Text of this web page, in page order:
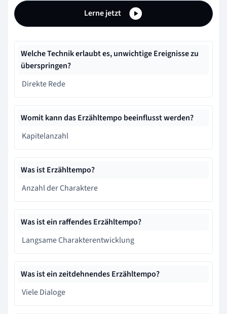
Lerne jetzt
Welche Technik erlaubt es, unwichtige Ereignisse zu
überspringen?
Direkte Rede
Womit kann das Erzähltempo beeinflusst werden?
Kapitelanzahl
Was ist Erzähltempo?
Anzahl der Charaktere
Was ist ein raffendes Erzähltempo?
Langsame Charakterentwicklung
Was ist ein zeitdehnendes Erzähltempo?
Viele Dialoge